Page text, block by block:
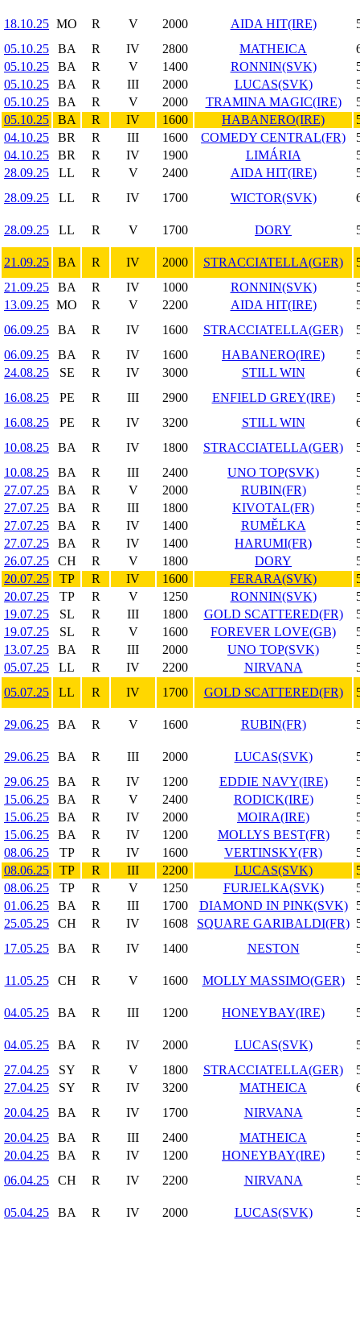
18.10.25 MO R V 2000 AIDA HIT(IRE)
05.10.25
BA R IV 2800 MATHEICA
05.10.25
BA R V 1400 RONNIN(SVK)
05.10.25
BA R III 2000 LUCAS(SVK)
05.10.25
BA R V 2000 TRAMINA MAGIC(IRE)
05.10.25
BA R IV 1600 HABANERO(IRE)
04.10.25
BR R III 1600 COMEDY CENTRAL(FR)
04.10.25
BR R IV 1900 LIMÁRIA
28.09.25
LL R V 2400 AIDA HIT(IRE)
28.09.25
LL R IV 1700 WICTOR(SVK)
28.09.25 LL R V 1700 DORY
21.09.25 BA R IV 2000 STRACCIATELLA(GER)
21.09.25
BA R IV 1000 RONNIN(SVK)
13.09.25 MO R V 2200 AIDA HIT(IRE)
06.09.25
BA R IV 1600 STRACCIATELLA(GER)
06.09.25
BA R IV 1600 HABANERO(IRE)
24.08.25
SE R IV 3000 STILL WIN
16.08.25
PE R III 2900 ENFIELD GREY(IRE)
16.08.25
PE R IV 3200 STILL WIN
10.08.25
BA R IV 1800 STRACCIATELLA(GER)
10.08.25
BA R III 2400 UNO TOP(SVK)
27.07.25
BA R V 2000 RUBIN(FR)
27.07.25
BA R III 1800 KIVOTAL(FR)
27.07.25
BA R IV 1400 RUMĚLKA
27.07.25
BA R IV 1400 HARUMI(FR)
26.07.25
CH R V 1800 DORY
20.07.25
TP R IV 1600 FERARA(SVK)
20.07.25
TP R V 1250 RONNIN(SVK)
19.07.25
SL R III 1800 GOLD SCATTERED(FR)
19.07.25
SL R V 1600 FOREVER LOVE(GB)
13.07.25
BA R III 2000 UNO TOP(SVK)
05.07.25
LL R IV 2200 NIRVANA
05.07.25
LL R IV 1700 GOLD SCATTERED(FR)
29.06.25 BA R V 1600 RUBIN(FR)
29.06.25 BA R III 2000 LUCAS(SVK)
29.06.25
BA R IV 1200 EDDIE NAVY(IRE)
15.06.25
BA R V 2400 RODICK(IRE)
15.06.25
BA R IV 2000 MOIRA(IRE)
15.06.25
BA R IV 1200 MOLLYS BEST(FR)
08.06.25
TP R IV 1600 VERTINSKY(FR)
08.06.25
TP R III 2200 LUCAS(SVK)
08.06.25
TP R V 1250 FURJELKA(SVK)
01.06.25
BA R III 1700 DIAMOND IN PINK(SVK)
25.05.25
CH R IV 1608 SQUARE GARIBALDI(FR)
17.05.25
BA R IV 1400 NESTON
11.05.25 CH R V 1600 MOLLY MASSIMO(GER)
04.05.25 BA R III 1200 HONEYBAY(IRE)
04.05.25 BA R IV 2000 LUCAS(SVK)
27.04.25
SY R V 1800 STRACCIATELLA(GER)
27.04.25
SY R IV 3200 MATHEICA
20.04.25
BA R IV 1700 NIRVANA
20.04.25
BA R III 2400 MATHEICA
20.04.25
BA R IV 1200 HONEYBAY(IRE)
06.04.25
CH R IV 2200 NIRVANA
05.04.25 BA R IV 2000 LUCAS(SVK)